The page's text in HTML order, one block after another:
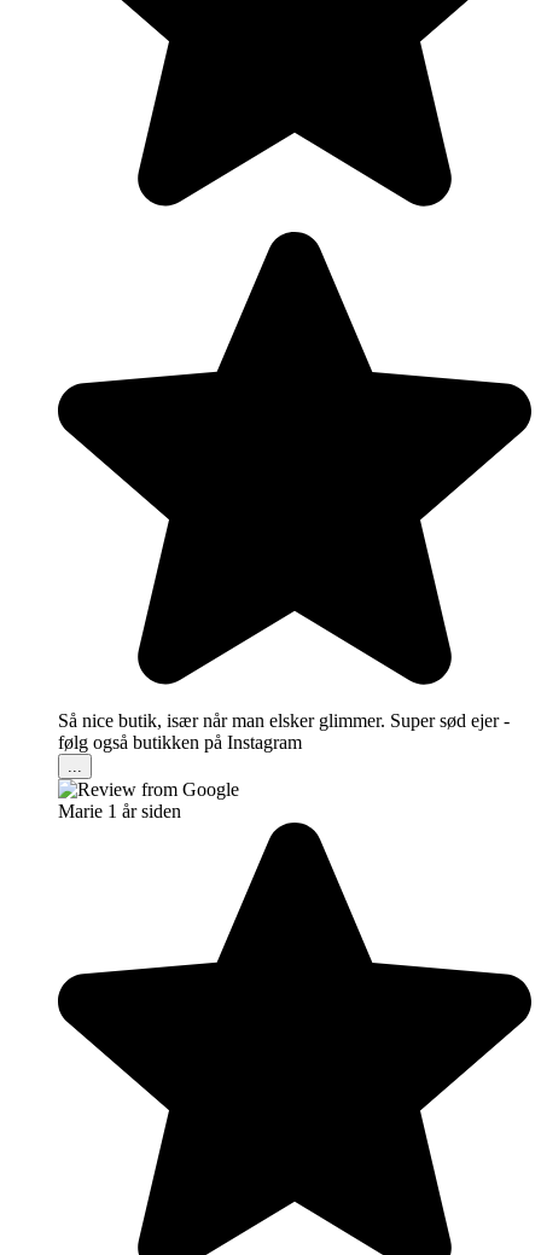
Så nice butik, især når man elsker glimmer. Super sød ejer -
følg også butikken på Instagram
...
Marie 1 år siden